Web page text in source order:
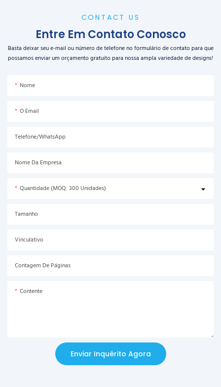
CONTACT US
Entre Em Contato Conosco
Basta deixar seu e-mail ou número de telefone no formulário de contato para que
possamos enviar um orçamento gratuito para nossa ampla variedade de designs!
Nome
O Email
Telefone/WhatsApp
Nome Da Empresa
Quantidade (MOQ: 300 Unidades)
Tamanho
Vinculativo
Contagem De Páginas
Contente
Enviar Inquérito Agora